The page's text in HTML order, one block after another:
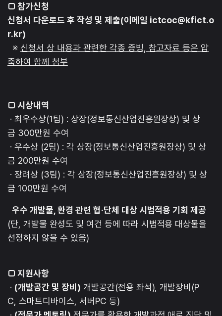
□ 참가신청
신청서 다운로드 후 작성 및 제출(이메일 ictcoc@kfict.o
r.kr)
※ 신청서 상 내용과 관련한 각종 증빙, 참고자료 등은 압
축하여 함께 첨부
□ 시상내역
· 최우수상(1팀) : 상장(정보통신산업진흥원장상) 및 상
금 300만원 수여
· 우수상 (2팀) : 각 상장(정보통신산업진흥원장상) 및 상
금 200만원 수여
· 장려상 (3팀) : 각 상장(정보통신산업진흥원장상) 및 상
금 100만원 수여
우수 개발물, 환경 관련 협·단체 대상 시범적용 기회 제공
(단, 개발물 완성도 및 여건 등에 따라 시범적용 대상물을
선정하지 않을 수 있음)
□ 지원사항
· (개발공간 및 장비) 개발공간(전용 좌석), 개발장비(P
C, 스마트디바이스, 서버PC 등)